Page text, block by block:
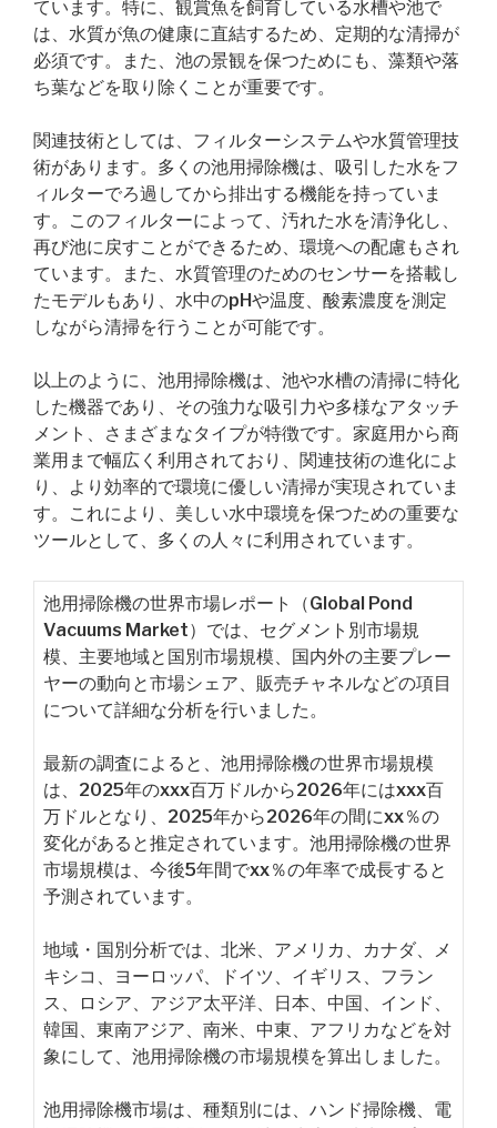
ています。特に、観賞魚を飼育している水槽や池で
は、水質が魚の健康に直結するため、定期的な清掃が
必須です。また、池の景観を保つためにも、藻類や落
ち葉などを取り除くことが重要です。
関連技術としては、フィルターシステムや水質管理技
術があります。多くの池用掃除機は、吸引した水をフ
ィルターでろ過してから排出する機能を持っていま
す。このフィルターによって、汚れた水を清浄化し、
再び池に戻すことができるため、環境への配慮もされ
ています。また、水質管理のためのセンサーを搭載し
たモデルもあり、水中のpHや温度、酸素濃度を測定
しながら清掃を行うことが可能です。
以上のように、池用掃除機は、池や水槽の清掃に特化
した機器であり、その強力な吸引力や多様なアタッチ
メント、さまざまなタイプが特徴です。家庭用から商
業用まで幅広く利用されており、関連技術の進化によ
り、より効率的で環境に優しい清掃が実現されていま
す。これにより、美しい水中環境を保つための重要な
ツールとして、多くの人々に利用されています。
池用掃除機の世界市場レポート（Global Pond
Vacuums Market）では、セグメント別市場規
模、主要地域と国別市場規模、国内外の主要プレー
ヤーの動向と市場シェア、販売チャネルなどの項目
について詳細な分析を行いました。
最新の調査によると、池用掃除機の世界市場規模
は、2025年のxxx百万ドルから2026年にはxxx百
万ドルとなり、2025年から2026年の間にxx％の
変化があると推定されています。池用掃除機の世界
市場規模は、今後5年間でxx％の年率で成長すると
予測されています。
地域・国別分析では、北米、アメリカ、カナダ、メ
キシコ、ヨーロッパ、ドイツ、イギリス、フラン
ス、ロシア、アジア太平洋、日本、中国、インド、
韓国、東南アジア、南米、中東、アフリカなどを対
象にして、池用掃除機の市場規模を算出しました。
池用掃除機市場は、種類別には、ハンド掃除機、電